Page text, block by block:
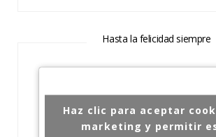
Hasta la felicidad siempre
Haz clic para aceptar
marketing y permitir